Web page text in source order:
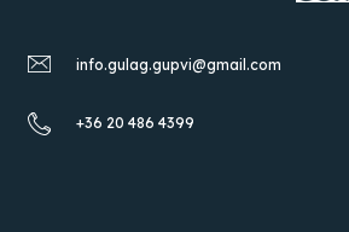
info.gulag.gupvi@gmail.com
+36 20 486 4399